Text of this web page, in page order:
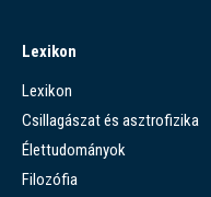
Lexikon
Lexikon
Csillagászat és asztrofizika
Élettudományok
Filozófia